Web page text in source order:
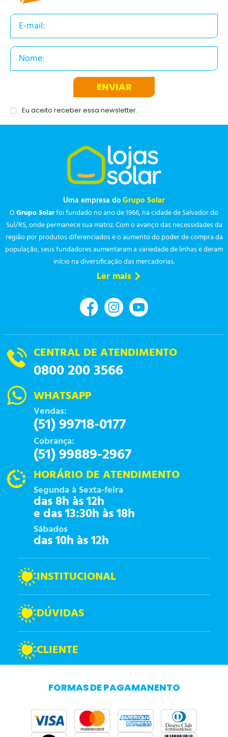
ENVIAR
Eu aceito receber essa newsletter.
Uma empresa doGrupo Solar
OGrupo Solarfoi fundado no ano de 1966, na cidade de Salvador do
Sul/RS, onde permanece sua matriz. Com o avanço das necessidades da
região por produtos diferenciados e o aumento do poder de compra da
população, seus fundadores aumentaram a variedade de linhas e deram
início na diversificação das mercadorias.
Ler mais
CENTRAL DE ATENDIMENTO
0800 200 3566
WHATSAPP
Vendas:
(51) 99718-0177
Cobrança:
(51) 99889-2967
HORÁRIO DE ATENDIMENTO
Segunda à Sexta-feira
das 8h às 12h
e das 13:30h às 18h
Sábados
das 10h às 12h
INSTITUCIONAL
DÚVIDAS
CLIENTE
FORMAS DE PAGAMANENTO